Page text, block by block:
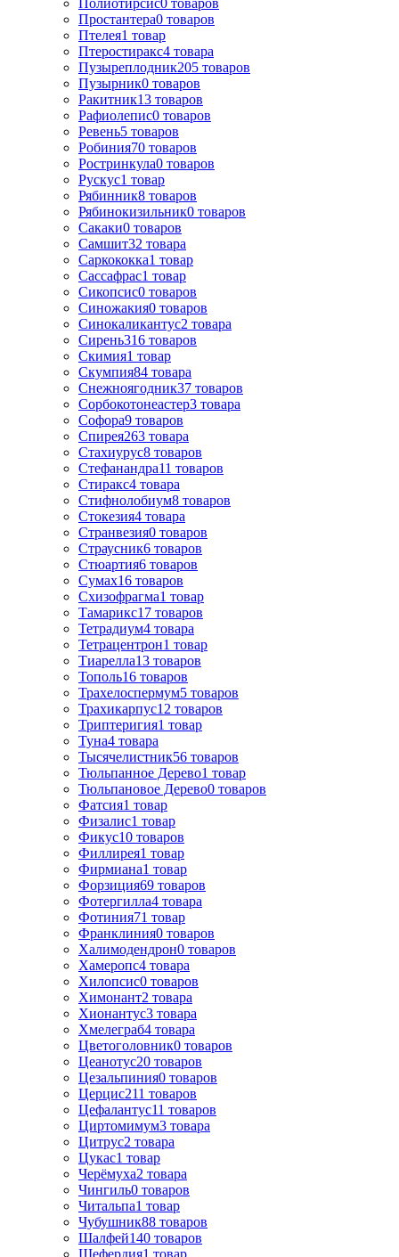
Простантера0 товаров
Птелея1 товар
Птеростиракс4 товара
Пузыреплодник205 товаров
Пузырник0 товаров
Ракитник13 товаров
Рафиолепис0 товаров
Ревень5 товаров
Робиния70 товаров
Ростринкула0 товаров
Рускус1 товар
Рябинник8 товаров
Рябинокизильник0 товаров
Сакаки0 товаров
Самшит32 товара
Саркококка1 товар
Сассафрас1 товар
Сикопсис0 товаров
Синожакия0 товаров
Синокаликантус2 товара
Сирень316 товаров
Скимия1 товар
Скумпия84 товара
Снежноягодник37 товаров
Сорбокотонеастер3 товара
Софора9 товаров
Спирея263 товара
Стахиурус8 товаров
Стефанандра11 товаров
Стиракс4 товара
Стифнолобиум8 товаров
Стокезия4 товара
Странвезия0 товаров
Страусник6 товаров
Стюартия6 товаров
Сумах16 товаров
Схизофрагма1 товар
Тамарикс17 товаров
Тетрадиум4 товара
Тетрацентрон1 товар
Тиарелла13 товаров
Тополь16 товаров
Трахелоспермум5 товаров
Трахикарпус12 товаров
Триптеригия1 товар
Туна4 товара
Тысячелистник56 товаров
Тюльпанное Дерево1 товар
Тюльпановое Дерево0 товаров
Фатсия1 товар
Физалис1 товар
Фикус10 товаров
Филлирея1 товар
Фирмиана1 товар
Форзиция69 товаров
Фотергилла4 товара
Фотиния71 товар
Франклиния0 товаров
Халимодендрон0 товаров
Хамеропс4 товара
Хилопсис0 товаров
Химонант2 товара
Хионантус3 товара
Хмелеграб4 товара
Цветоголовник0 товаров
Цеанотус20 товаров
Цезальпиния0 товаров
Церцис211 товаров
Цефалантус11 товаров
Циртомимум3 товара
Цитрус2 товара
Цукас1 товар
Черёмуха2 товара
Чингиль0 товаров
Читальпа1 товар
Чубушник88 товаров
Шалфей140 товаров
Шефердия1 товар